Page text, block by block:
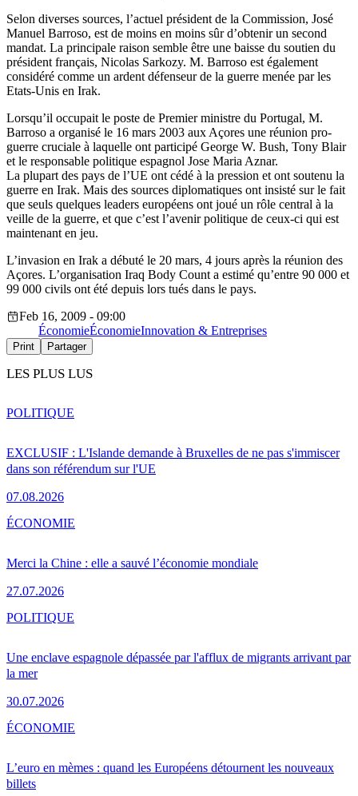
Selon diverses sources, l’actuel président de la Commission, José
Manuel Barroso, est de moins en moins sûr d’obtenir un second
mandat. La principale raison semble être une baisse du soutien du
président français, Nicolas Sarkozy. M. Barroso est également
considéré comme un ardent défenseur de la guerre menée par les
Etats-Unis en Irak.
Lorsqu’il occupait le poste de Premier ministre du Portugal, M.
Barroso a organisé le 16 mars 2003 aux Açores une réunion pro-
guerre cruciale à laquelle ont participé George W. Bush, Tony Blair
et le responsable politique espagnol Jose Maria Aznar.
La plupart des pays de l’UE ont cédé à la pression et ont soutenu la
guerre en Irak. Mais des sources diplomatiques ont insisté sur le fait
que seuls quelques leaders européens ont joué un rôle central à la
veille de la guerre, et que c’est l’avenir politique de ceux-ci qui est
maintenant en jeu.
L’invasion en Irak a débuté le 20 mars, 4 jours après la réunion des
Açores. L’organisation Iraq Body Count a estimé qu’entre 90 000 et
99 000 civils ont été depuis lors tués dans le pays.
Feb 16, 2009 - 09:00
ÉconomieÉconomieInnovation & Entreprises
Print Partager
LES PLUS LUS
EXCLUSIF : L'Islande demande à Bruxelles de ne pas s'immiscer
dans son référendum sur l'UE
07.08.2026
POLITIQUE
Merci la Chine : elle a sauvé l’économie mondiale
27.07.2026
ÉCONOMIE
Une enclave espagnole dépassée par l'afflux de migrants arrivant par
la mer
30.07.2026
POLITIQUE
L’euro en mèmes : quand les Européens détournent les nouveaux
billets
ÉCONOMIE